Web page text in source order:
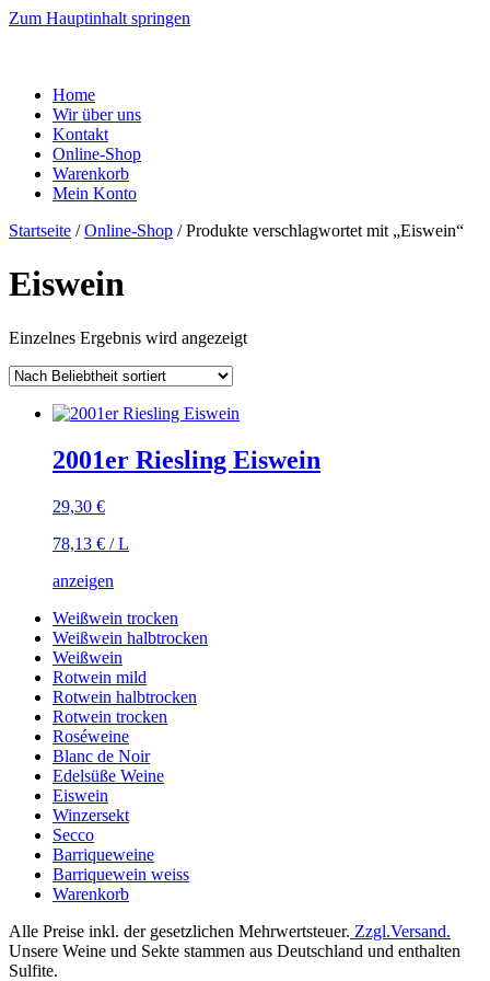
Zum Hauptinhalt springen
Home
Wir über uns
Kontakt
Online-Shop
Warenkorb
Mein Konto
Startseite /Online-Shop / Produkte verschlagwortet mit „Eiswein“
Eiswein
Einzelnes Ergebnis wird angezeigt
2001er Riesling Eiswein
29,30 €
78,13 € /L
anzeigen
Weißwein trocken
Weißwein halbtrocken
Weißwein
Rotwein mild
Rotwein halbtrocken
Rotwein trocken
Roséweine
Blanc de Noir
Edelsüße Weine
Eiswein
Winzersekt
Secco
Barriqueweine
Barriquewein weiss
Warenkorb
Alle Preise inkl. der gesetzlichen Mehrwertsteuer. Zzgl.Versand.
Unsere Weine und Sekte stammen aus Deutschland und enthalten
Sulfite.